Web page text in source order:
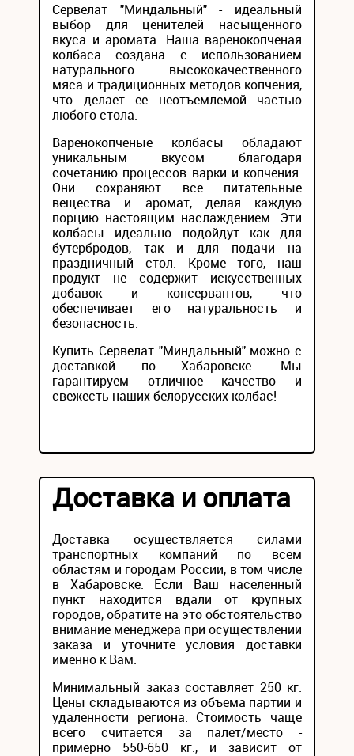
Сервелат "Миндальный" - идеальный
выбор для ценителей насыщенного
вкуса и аромата. Наша варенокопченая
колбаса создана с использованием
натурального высококачественного
мяса и традиционных методов копчения,
что делает ее неотъемлемой частью
любого стола.
Варенокопченые колбасы обладают
уникальным вкусом благодаря
сочетанию процессов варки и копчения.
Они сохраняют все питательные
вещества и аромат, делая каждую
порцию настоящим наслаждением. Эти
колбасы идеально подойдут как для
бутербродов, так и для подачи на
праздничный стол. Кроме того, наш
продукт не содержит искусственных
добавок и консервантов, что
обеспечивает его натуральность и
безопасность.
Купить Сервелат "Миндальный" можно с
доставкой по Хабаровске. Мы
гарантируем отличное качество и
свежесть наших белорусских колбас!
Доставка и оплата
Доставка осуществляется силами
транспортных компаний по всем
областям и городам России, в том числе
в Хабаровске. Если Ваш населенный
пункт находится вдали от крупных
городов, обратите на это обстоятельство
внимание менеджера при осуществлении
заказа и уточните условия доставки
именно к Вам.
Минимальный заказ составляет 250 кг.
Цены складываются из объема партии и
удаленности региона. Стоимость чаще
всего считается за палет/место -
примерно 550-650 кг., и зависит от